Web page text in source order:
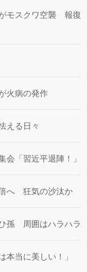
モスクワ空襲 報復
火病の発作
える日々
「習近平退陣！」
へ 狂気の沙汰か
孫 周囲はハラハラ
本当に美しい！」